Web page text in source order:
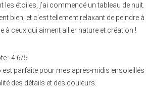
les étoiles, j’ai commencé un tableau de nuit.
bien, et c’est tellement relaxant de peindre à
à ceux qui aiment allier nature et création !
: 4.6/5
est parfaite pour mes après-midis ensoleillés
des détails et des couleurs.